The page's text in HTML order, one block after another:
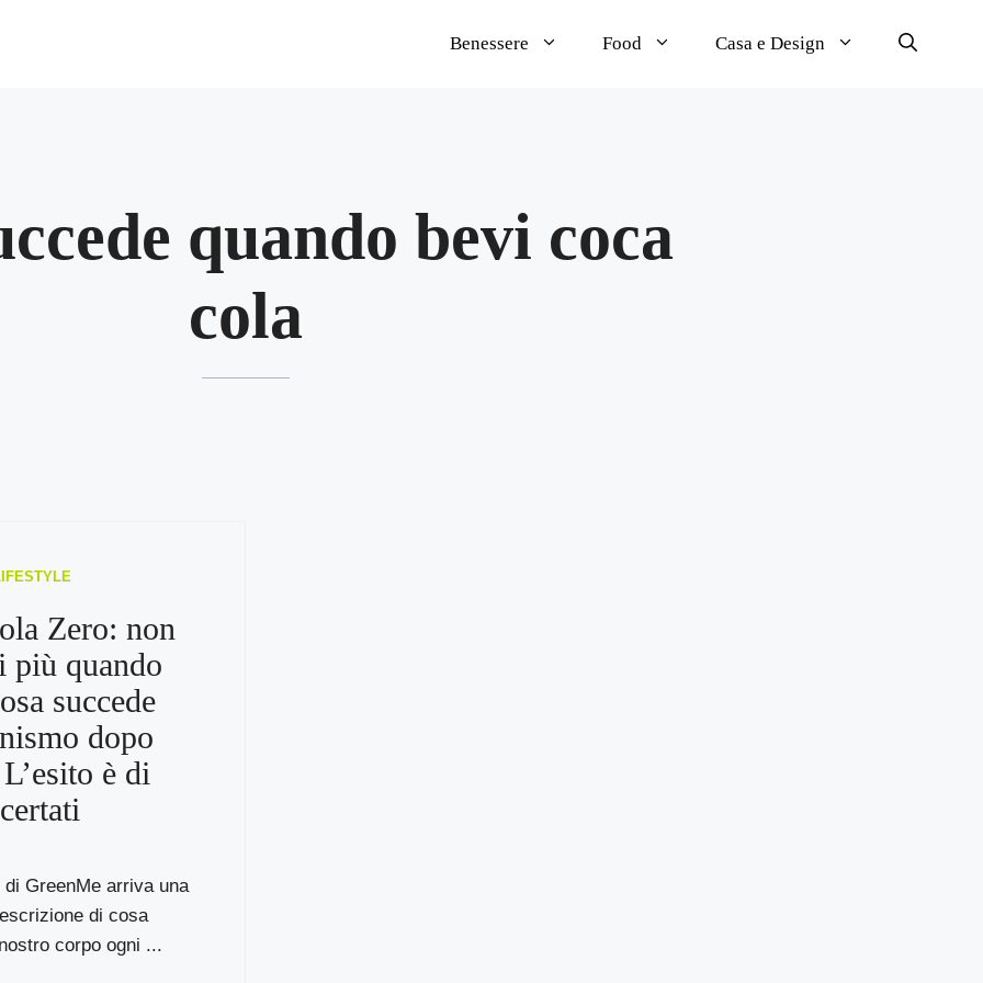
Benessere Food Casa e Design
quando bevi coca
cola
Zero: non
più quando
succede
dopo
è di
di GreenMe arriva una
di cosa
corpo ogni ...